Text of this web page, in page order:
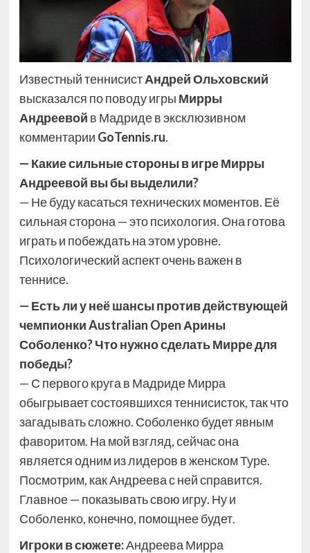
Известный теннисистАндрей Ольховский
высказался по поводу игры Мирры
Андреевой в Мадриде в эксклюзивном
комментарии GoTennis.ru.
— Какие сильные стороны в игре Мирры
Андреевой вы бы выделили?
— Не буду касаться технических моментов. Её
сильная сторона — это психология. Она готова
играть и побеждать на этом уровне.
Психологический аспект очень важен в
теннисе.
— Есть ли у неё шансы против действующей
чемпионки Australian Open Арины
Соболенко? Что нужно сделать Мирре для
победы?
— С первого круга в Мадриде Мирра
обыгрывает состоявшихся теннисисток, так что
загадывать сложно. Соболенко будет явным
фаворитом. На мой взгляд, сейчас она
является одним из лидеров в женском Туре.
Посмотрим, как Андреева с ней справится.
Главное — показывать свою игру. Ну и
Соболенко, конечно, помощнее будет.
Игроки в сюжете:Андреева Мирра